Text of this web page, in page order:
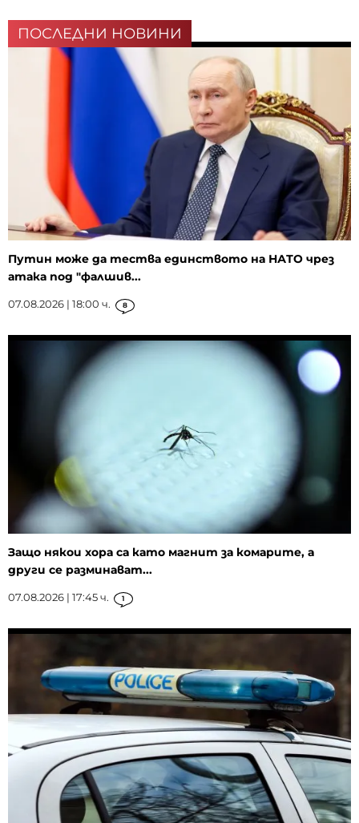
ПОСЛЕДНИ НОВИНИ
Путин може да тества единството на НАТО чрез
атака под "фалшив...
07.08.2026 | 18:00 ч. 8
Защо някои хора са като магнит за комарите, а
други се разминават...
07.08.2026 | 17:45 ч. 1